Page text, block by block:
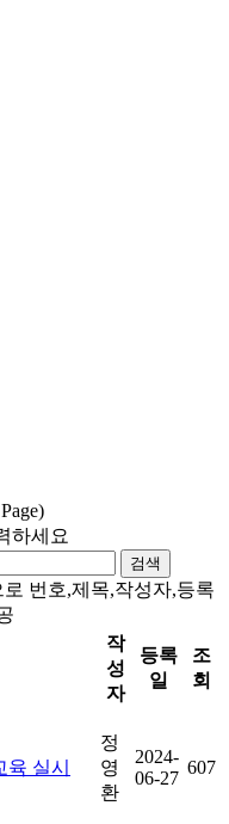
Page)
하세요
검색
번호,제목,작성자,등록
작
성
자
등록
일
조
회
실시
정
영
환
2024-
06-27
607